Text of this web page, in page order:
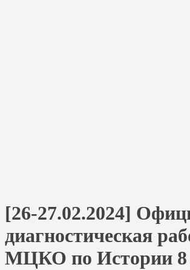
[26-27.02.2024]
диагностическая
МЦКО по Истории 8